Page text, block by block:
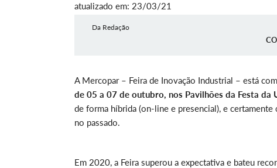
atualizado em: 23/03/21
Da Redação
A Mercopar – Feira de Inovação Industrial – está
de 05 a 07 de outubro, nos Pavilhões da Festa da
de forma híbrida (on-line e presencial), e
no passado.
Em 2020, a Feira superou a expectativa e bateu